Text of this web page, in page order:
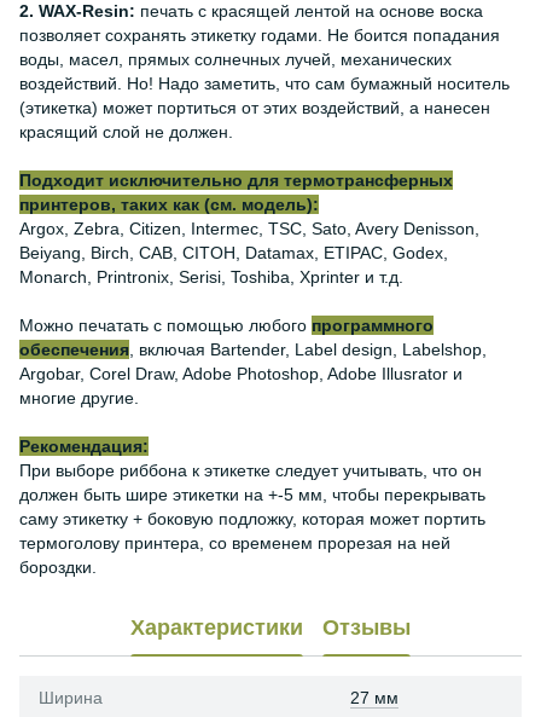
2. WAX-Resin: печать с красящей лентой на основе воска
позволяет сохранять этикетку годами. Не боится попадания
воды, масел, прямых солнечных лучей, механических
воздействий. Но! Надо заметить, что сам бумажный носитель
(этикетка) может портиться от этих воздействий, а нанесен
красящий слой не должен.
Подходит исключительно для термотрансферных
принтеров, таких как (см. модель):
Argox, Zebra, Citizen, Intermec, TSC, Sato, Avery Denisson,
Beiyang, Birch, CAB, CITOH, Datamax, ETIPAC, Godex,
Monarch, Printronix, Serisi, Toshiba, Xprinter и т.д.
Можно печатать с помощью любого программного
обеспечения , включая Bartender, Label design, Labelshop,
Argobar, Corel Draw, Adobe Photoshop, Adobe Illusrator и
многие другие.
Рекомендация:
При выборе риббона к этикетке следует учитывать, что он
должен быть шире этикетки на +-5 мм, чтобы перекрывать
саму этикетку + боковую подложку, которая может портить
термоголову принтера, со временем прорезая на ней
бороздки.
Характеристики Отзывы
Ширина 27 мм